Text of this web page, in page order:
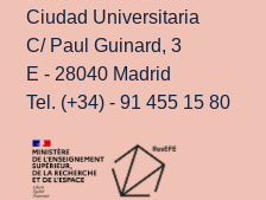
Ciudad Universitaria
C/ Paul Guinard, 3
E - 28040 Madrid
Tel. (+34) - 91 455 15 80